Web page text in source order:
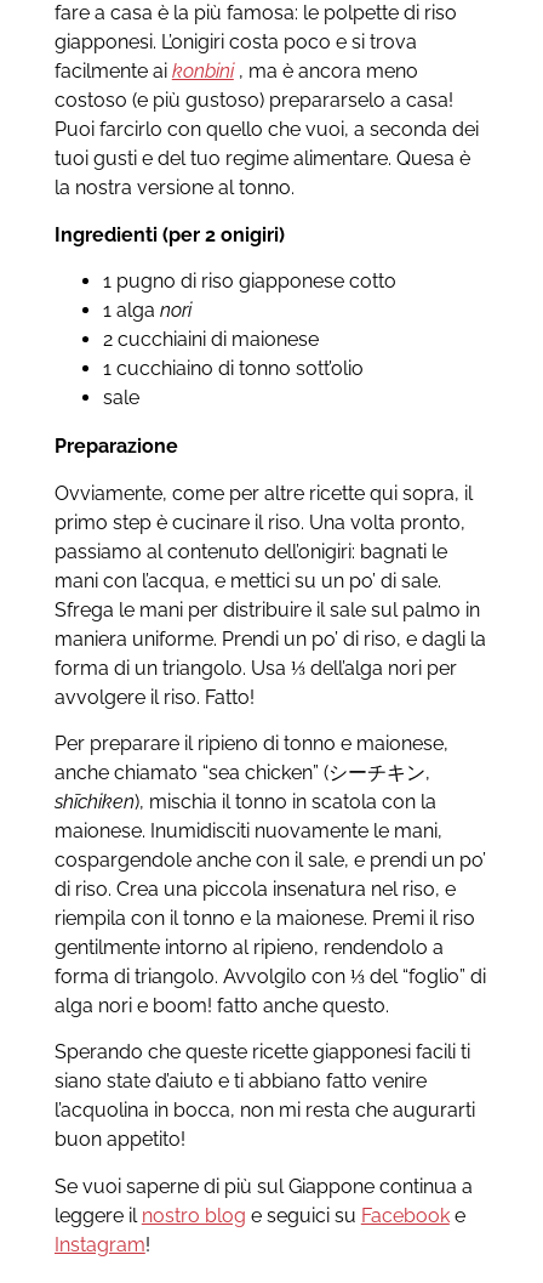
fare a casa è la più famosa: le polpette di riso
giapponesi. L’onigiri costa poco e si trova
facilmente ai konbini, ma è ancora meno
costoso (e più gustoso) prepararselo a casa!
Puoi farcirlo con quello che vuoi, a seconda dei
tuoi gusti e del tuo regime alimentare. Quesa è
la nostra versione al tonno.
Ingredienti (per 2 onigiri)
1 pugno di riso giapponese cotto
1 alga nori
2 cucchiaini di maionese
1 cucchiaino di tonno sott’olio
sale
Preparazione
Ovviamente, come per altre ricette qui sopra, il
primo step è cucinare il riso. Una volta pronto,
passiamo al contenuto dell’onigiri: bagnati le
mani con l’acqua, e mettici su un po’ di sale.
Sfrega le mani per distribuire il sale sul palmo in
maniera uniforme. Prendi un po’ di riso, e dagli la
forma di un triangolo. Usa ⅓ dell’alga nori per
avvolgere il riso. Fatto!
Per preparare il ripieno di tonno e maionese,
anche chiamato “sea chicken” (シーチキン,
shīchiken), mischia il tonno in scatola con la
maionese. Inumidisciti nuovamente le mani,
cospargendole anche con il sale, e prendi un po’
di riso. Crea una piccola insenatura nel riso, e
riempila con il tonno e la maionese. Premi il riso
gentilmente intorno al ripieno, rendendolo a
forma di triangolo. Avvolgilo con ⅓ del “foglio” di
alga nori e boom! fatto anche questo.
Sperando che queste ricette giapponesi facili ti
siano state d’aiuto e ti abbiano fatto venire
l’acquolina in bocca, non mi resta che augurarti
buon appetito!
Se vuoi saperne di più sul Giappone continua a
leggere il nostro blog e seguici su Facebooke
Instagram!